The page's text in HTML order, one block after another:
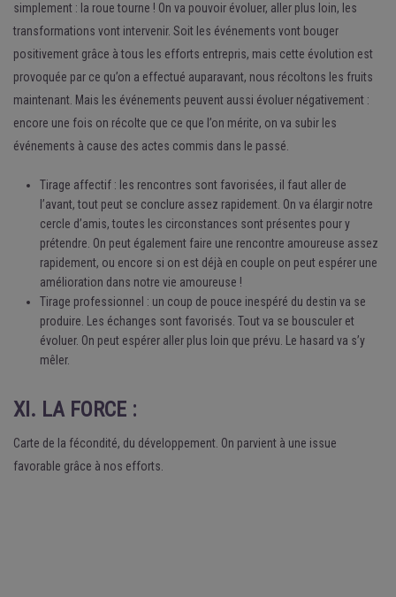
simplement : la roue tourne ! On va pouvoir évoluer, aller plus loin, les
transformations vont intervenir. Soit les événements vont bouger
positivement grâce à tous les efforts entrepris, mais cette évolution est
provoquée par ce qu’on a effectué auparavant, nous récoltons les fruits
maintenant. Mais les événements peuvent aussi évoluer négativement :
encore une fois on récolte que ce que l’on mérite, on va subir les
événements à cause des actes commis dans le passé.
Tirage affectif : les rencontres sont favorisées, il faut aller de
l’avant, tout peut se conclure assez rapidement. On va élargir notre
cercle d’amis, toutes les circonstances sont présentes pour y
prétendre. On peut également faire une rencontre amoureuse assez
rapidement, ou encore si on est déjà en couple on peut espérer une
amélioration dans notre vie amoureuse !
Tirage professionnel : un coup de pouce inespéré du destin va se
produire. Les échanges sont favorisés. Tout va se bousculer et
évoluer. On peut espérer aller plus loin que prévu. Le hasard va s’y
mêler.
XI. LA FORCE :
Carte de la fécondité, du développement. On parvient à une issue
favorable grâce à nos efforts.